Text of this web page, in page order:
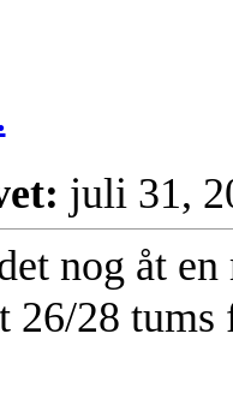
juli 31,
nog åt
26/28